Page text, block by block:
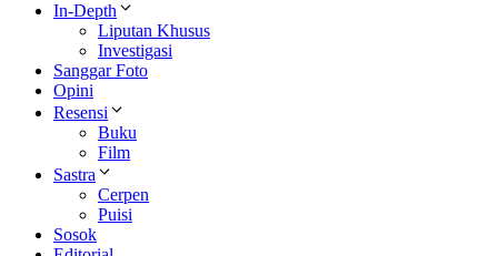
In-Depth
Liputan Khusus
Investigasi
Sanggar Foto
Opini
Resensi
Buku
Film
Sastra
Cerpen
Puisi
Sosok